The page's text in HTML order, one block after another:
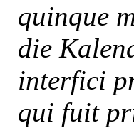
quinque
die
interfici
qui fuit